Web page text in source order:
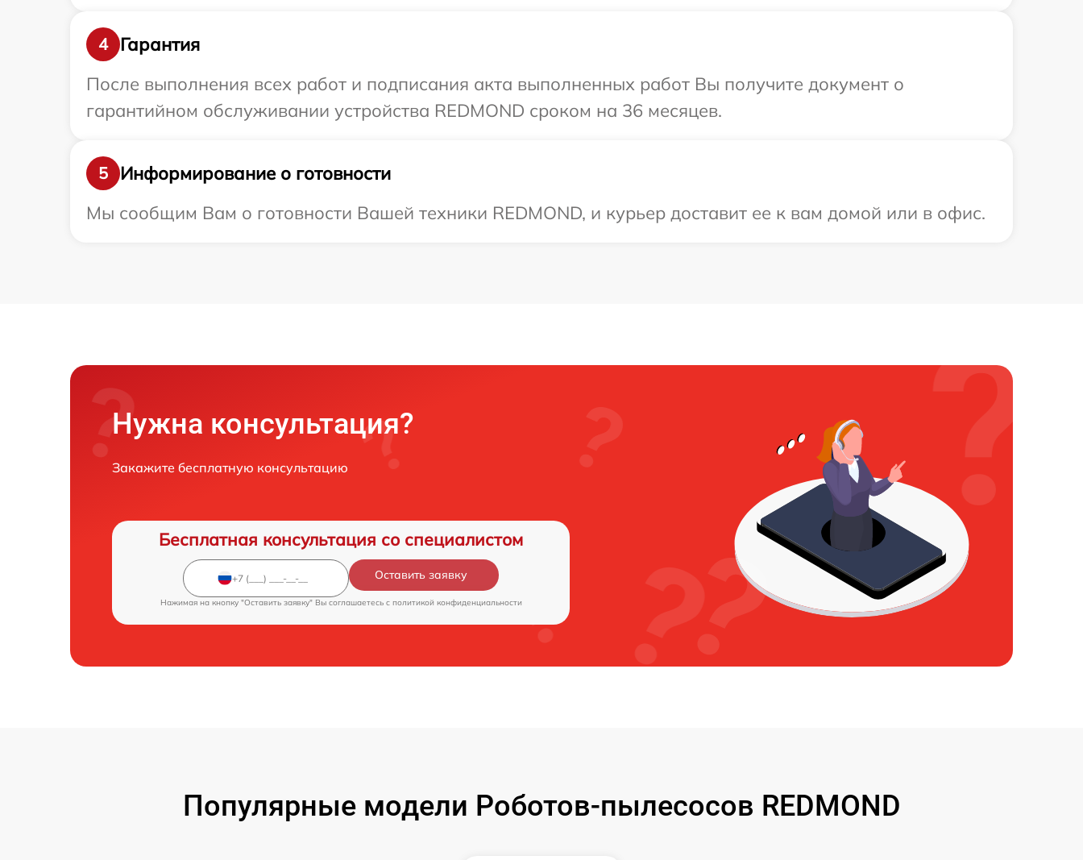
4
Гарантия
После выполнения всех работ и подписания акта выполненных работ Вы получите документ о
гарантийном обслуживании устройства REDMOND сроком на 36 месяцев.
5
Информирование о готовности
Мы сообщим Вам о готовности Вашей техники REDMOND, и курьер доставит ее к вам домой или в офис.
Нужна консультация?
Закажите бесплатную консультацию
Бесплатная консультация со специалистом
Оставить заявку
Нажимая на кнопку "Оставить заявку" Вы соглашаетесь c политикой конфиденциальности
Популярные модели Роботов-пылесосов REDMOND